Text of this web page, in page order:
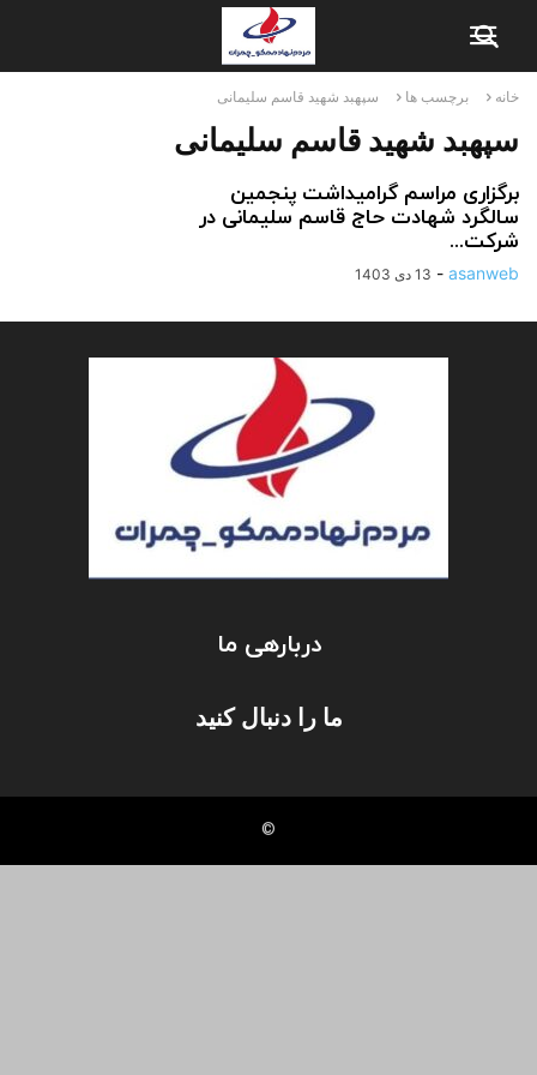
خانه برچسب ها سپهبد شهید قاسم سلیمانی
سپهبد شهید قاسم سلیمانی
برگزاری مراسم گرامیداشت پنجمین
سالگرد شهادت حاج قاسم سلیمانی در
شرکت...
asanweb
- 13 دی 1403
دربارهی ما
ما را دنبال کنید
©